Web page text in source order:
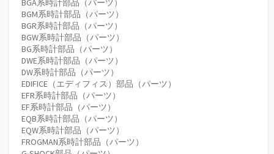
BGA系時計部品（パーツ）
BGM系時計部品（パーツ）
BGR系時計部品（パーツ）
BGW系時計部品（パーツ）
BG系時計部品（パーツ）
DWE系時計部品（パーツ）
DW系時計部品（パーツ）
EDIFICE（エディフィス）部品（パーツ）
EFR系時計部品（パーツ）
EF系時計部品（パーツ）
EQB系時計部品（パーツ）
EQW系時計部品（パーツ）
FROGMAN系時計部品（パーツ）